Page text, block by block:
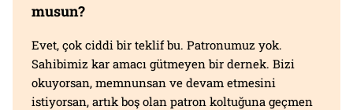
musun?
Evet, çok ciddi bir teklif bu. Patronumuz yok.
Sahibimiz kar amacı gütmeyen bir dernek. Bizi
okuyorsan, memnunsan ve devam etmesini
istiyorsan, artık boş olan patron koltuğuna geçmen